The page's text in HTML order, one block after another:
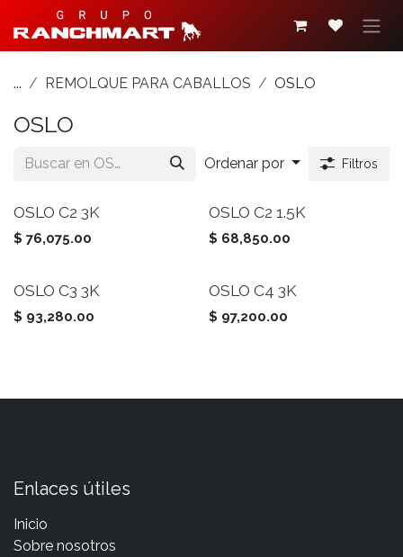
Ir al contenido
... REMOLQUE PARA CABALLOS OSLO
OSLO
Ordenar por Filtros
OSLO C2 3K
$ 76,075.00
OSLO C2 1.5K
$ 68,850.00
OSLO C3 3K
$ 93,280.00
OSLO C4 3K
$ 97,200.00
Enlaces útiles
Inicio
Sobre nosotros